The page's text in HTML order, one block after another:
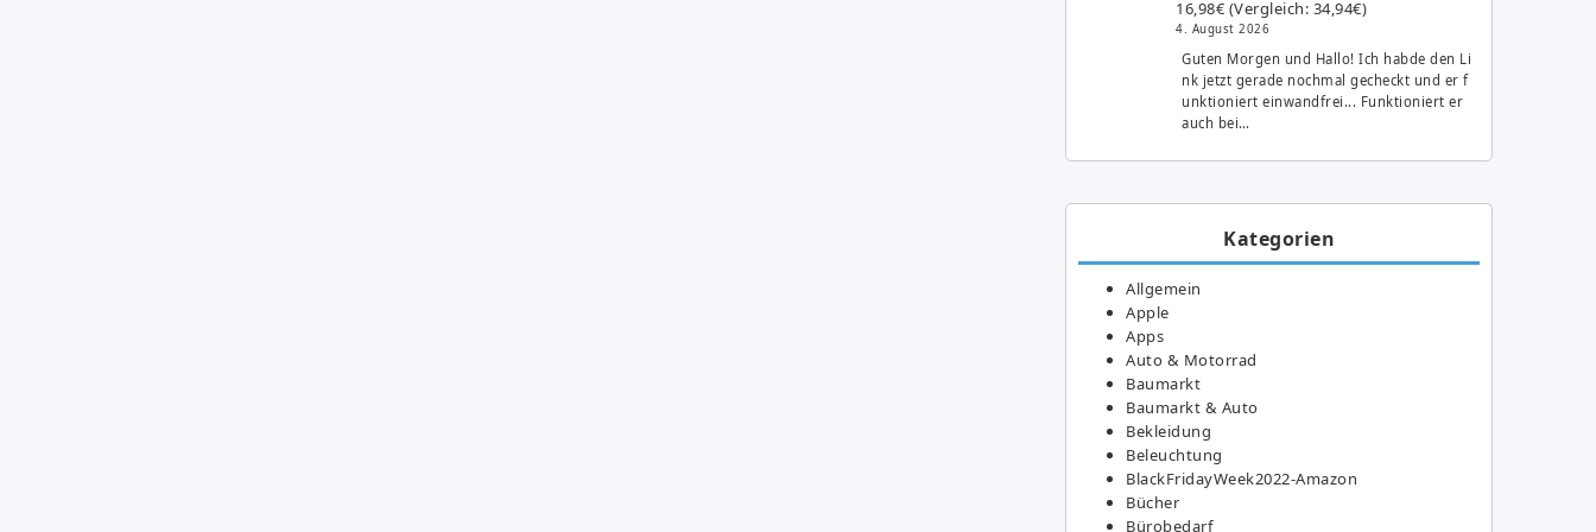
16,98€ (Vergleich: 34,94€)
4. August 2026
Guten Morgen und Hallo! Ich habde den Li
nk jetzt gerade nochmal gecheckt und er f
unktioniert einwandfrei... Funktioniert er
auch bei…
Kategorien
Allgemein
Apple
Apps
Auto & Motorrad
Baumarkt
Baumarkt & Auto
Bekleidung
Beleuchtung
BlackFridayWeek2022-Amazon
Bücher
Bürobedarf